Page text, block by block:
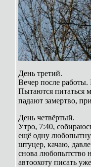
День третий.
Вечер после
Пытаются питаться
падают замертво,
День четвёртый.
Утро, 7:40,
ещё одну
штуцер, качаю,
снова любопытство
автоохоту писать